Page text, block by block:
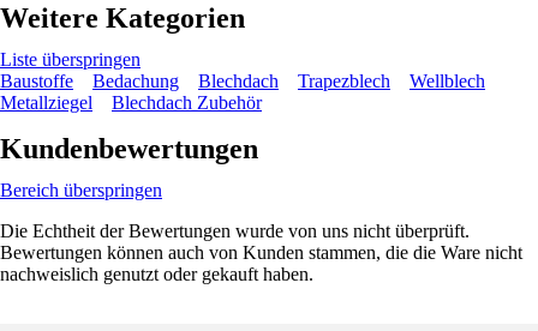
Weitere Kategorien
Liste überspringen
Baustoffe
Bedachung Blechdach Trapezblech
Wellblech
Metallziegel
Blechdach Zubehör
Kundenbewertungen
Bereich überspringen
Die Echtheit der Bewertungen wurde von uns nicht überprüft.
Bewertungen können auch von Kunden stammen, die die Ware nicht
nachweislich genutzt oder gekauft haben.